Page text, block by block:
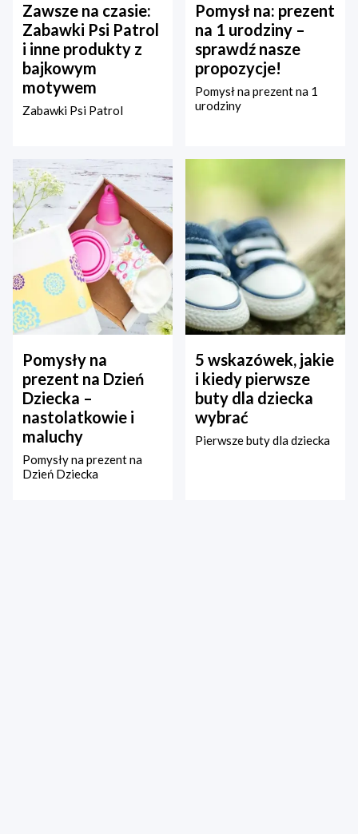
Zawsze na czasie:
Zabawki Psi Patrol
i inne produkty z
bajkowym
motywem
Zabawki Psi Patrol
Pomysł na: prezent
na 1 urodziny –
sprawdź nasze
propozycje!
Pomysł na prezent na 1
urodziny
Pomysły na
prezent na Dzień
Dziecka –
nastolatkowie i
maluchy
Pomysły na prezent na
Dzień Dziecka
5 wskazówek, jakie
i kiedy pierwsze
buty dla dziecka
wybrać
Pierwsze buty dla dziecka